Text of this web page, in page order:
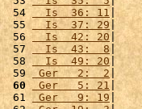
54
  Is  36: 11
55
  Is  37: 29
56
  Is  42: 20
57
  Is  43:  8
|
58
  Is  49: 20
|
59
Ger   2:  2|
60
Ger   5: 21
61 Ger   9: 19|